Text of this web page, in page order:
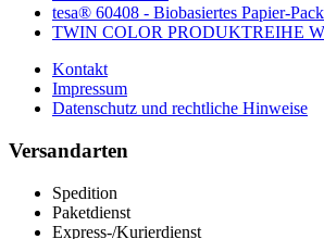
tesa® 60408 - Biobasiertes Papier-
TWIN COLOR PRODUKTREIHE
Kontakt
Impressum
Datenschutz und rechtliche Hinweise
Versandarten
Spedition
Paketdienst
Express-/Kurierdienst